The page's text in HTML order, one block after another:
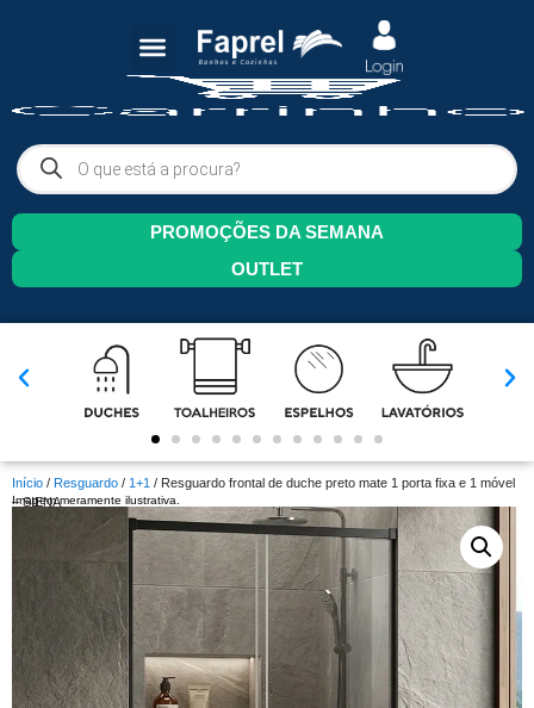
PROMOÇÕES DA SEMANA
OUTLET
Início / Resguardo / 1+1 / Resguardo frontal de duche preto mate 1 porta fixa e 1 móvel
– SIENA
Imagem meramente ilustrativa.